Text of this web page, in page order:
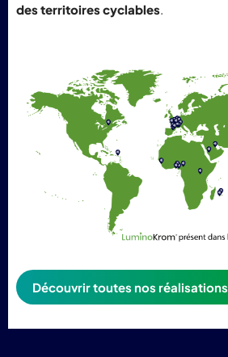
des territoires cyclables
Découvrir toutes nos réalisations